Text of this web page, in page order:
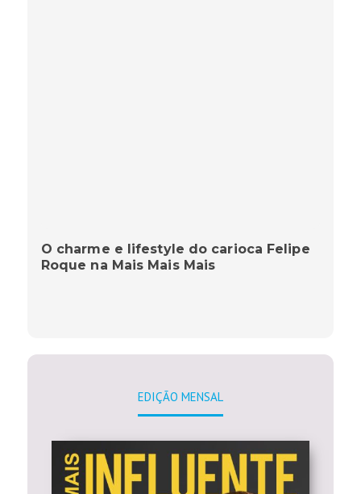
O charme e lifestyle do carioca Felipe
Roque na Mais Mais Mais
EDIÇÃO MENSAL